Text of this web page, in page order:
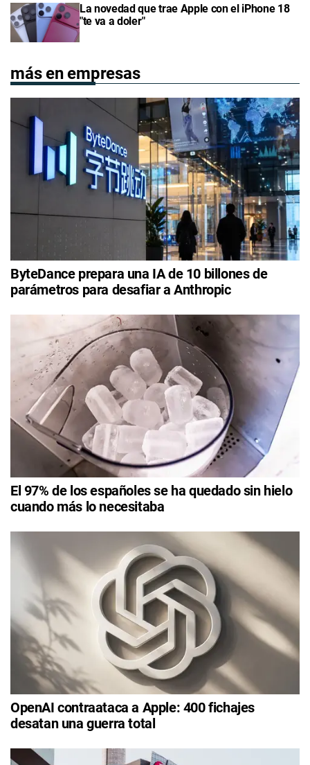
La novedad que trae Apple con el iPhone 18
"te va a doler"
más en empresas
ByteDance prepara una IA de 10 billones de
parámetros para desafiar a Anthropic
El 97% de los españoles se ha quedado sin hielo
cuando más lo necesitaba
OpenAI contraataca a Apple: 400 fichajes
desatan una guerra total